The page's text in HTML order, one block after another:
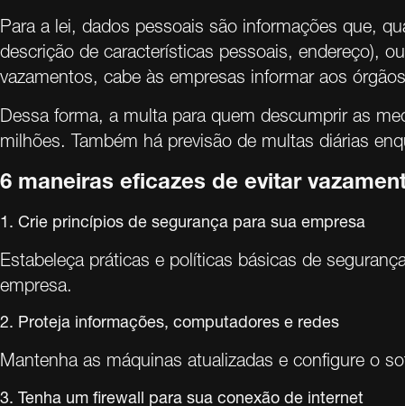
Para a lei, dados pessoais são informações que,
descrição de características pessoais, endereço),
vazamentos, cabe às empresas informar aos
Dessa forma, a multa para quem descumprir as
milhões. Também há previsão de multas diárias
6 maneiras eficazes de evitar
1. Crie princípios de segurança para sua empresa
Estabeleça práticas e políticas básicas de
empresa.
2. Proteja informações, computadores e redes
Mantenha as máquinas atualizadas e configure o
3. Tenha um firewall para sua conexão de internet